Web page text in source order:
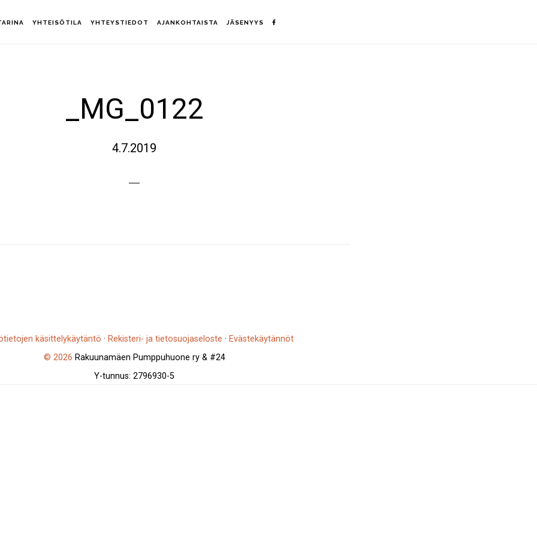
YHTEISÖTILA YHTEYSTIEDOT AJANKOHTAISTA JÄSENYYS
_MG_0122
4.7.2019
käsittelykäytäntö · Rekisteri- ja tietosuojaseloste · Evästekäytännöt
© 2026 Rakuunamäen Pumppuhuone ry & #24
Y-tunnus: 2796930-5